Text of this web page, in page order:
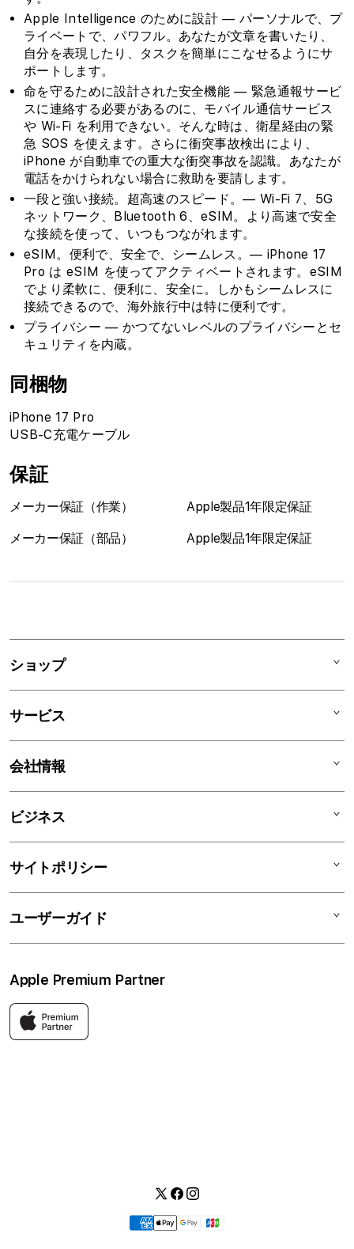
Apple Intelligence のために設計 — パーソナルで、プ
ライベートで、パワフル。あなたが文章を書いたり、
自分を表現したり、タスクを簡単にこなせるようにサ
ポートします。
命を守るために設計された安全機能 — 緊急通報サービ
スに連絡する必要があるのに、モバイル通信サービス
や Wi-Fi を利用できない。そんな時は、衛星経由の緊
急 SOS を使えます。さらに衝突事故検出により、
iPhone が自動車での重大な衝突事故を認識。あなたが
電話をかけられない場合に救助を要請します。
一段と強い接続。超高速のスピード。— Wi-Fi 7、5G
ネットワーク、Bluetooth 6、eSIM。より高速で安全
な接続を使って、いつもつながれます。
eSIM。便利で、安全で、シームレス。— iPhone 17
Pro は eSIM を使ってアクティベートされます。eSIM
でより柔軟に、便利に、安全に。しかもシームレスに
接続できるので、海外旅行中は特に便利です。
プライバシー — かつてないレベルのプライバシーとセ
キュリティを内蔵。
同梱物
iPhone 17 Pro
USB-C充電ケーブル
保証
メーカー保証（作業） Apple製品1年限定保証
メーカー保証（部品） Apple製品1年限定保証
コ
ー
デ
ィ
オ
ン
ショップ
Mac
iPhone
AirPods
アクセサリ
サービス
AppleCare+
C smart Card
リユースデバイス
会社情報
C smartとは
ニュース
会社概要
ビジネス
法人のお客様
サイトポリシー
特定商取引法に基づく表記
利用規約
返品・交換
ユーザーガイド
お問い合わせ
FAQ
Apple Premium Partner
Apple製品はもちろん、関連アクセサリーも豊富に取り揃えてい
ます。
Twitter
Facebook
Instagram
支